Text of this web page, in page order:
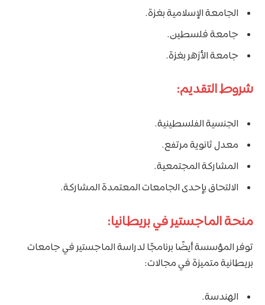
الجامعة الإسلامية بغزة.
جامعة فلسطين.
جامعة الأزهر بغزة.
شروط التقديم:
الجنسية الفلسطينية.
معدل ثانوية مرتفع.
المشاركة المجتمعية.
الالتحاق بإحدى الجامعات المعتمدة المشاركة.
منحة الماجستير في بريطانيا:
توفر المؤسسة أيضًا برنامجًا لدراسة الماجستير في جامعات
بريطانية متميزة في مجالات:
الهندسة.